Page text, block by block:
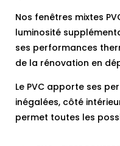
Nos fenêtres mixtes
luminosité
ses performances
de la rénovation en
Le PVC apporte ses
inégalées, côté
permet toutes les